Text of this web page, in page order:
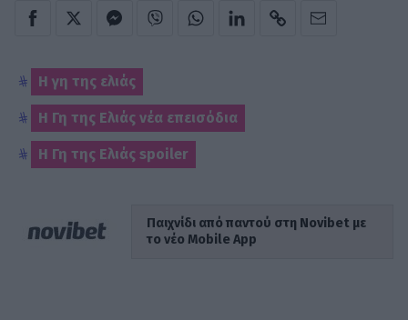
Η γη της ελιάς
Η Γη της Ελιάς νέα επεισόδια
Η Γη της Ελιάς spoiler
Παιχνίδι από παντού στη Novibet με
το νέο Mobile App